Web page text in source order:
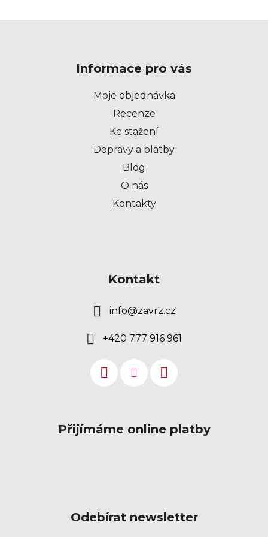
Informace pro vás
Moje objednávka
Recenze
Ke stažení
Dopravy a platby
Blog
O nás
Kontakty
Kontakt
info@zavrz.cz
+420 777 916 961
Přijímáme online platby
Odebírat newsletter